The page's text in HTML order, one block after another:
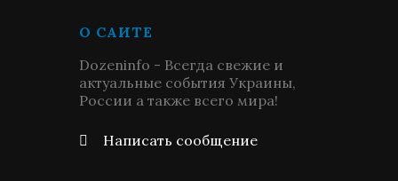
О САЙТЕ
Dozeninfo - Всегда свежие и
актуальные события Украины,
России а также всего мира!
Написать сообщение